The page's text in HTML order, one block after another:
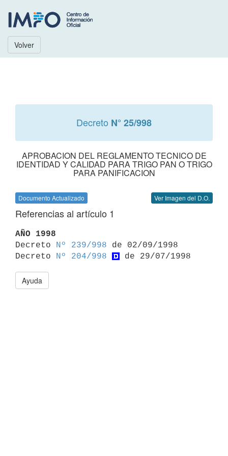
Volver
Decreto N° 25/998
APROBACION DEL REGLAMENTO TECNICO DE
IDENTIDAD Y CALIDAD PARA TRIGO PAN O TRIGO
PARA PANIFICACION
Documento Actualizado Ver Imagen del D.O.
Referencias al artículo 1
AÑO 1998
Decreto
Nº 239/998 de 02/09/1998
Decreto
Nº 204/998
Ayuda